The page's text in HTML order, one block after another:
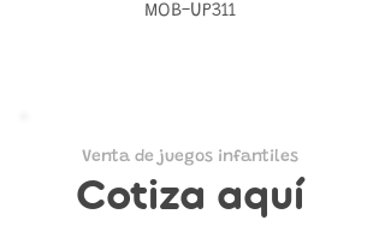
MOB-UP311
Venta de juegos infantiles
Cotiza aquí